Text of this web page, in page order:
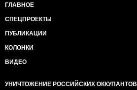
ГЛАВНОЕ
СПЕЦПРОЕКТЫ
ПУБЛИКАЦИИ
КОЛОНКИ
ВИДЕО
УНИЧТОЖЕНИЕ РОССИЙСКИХ ОККУПАНТОВ